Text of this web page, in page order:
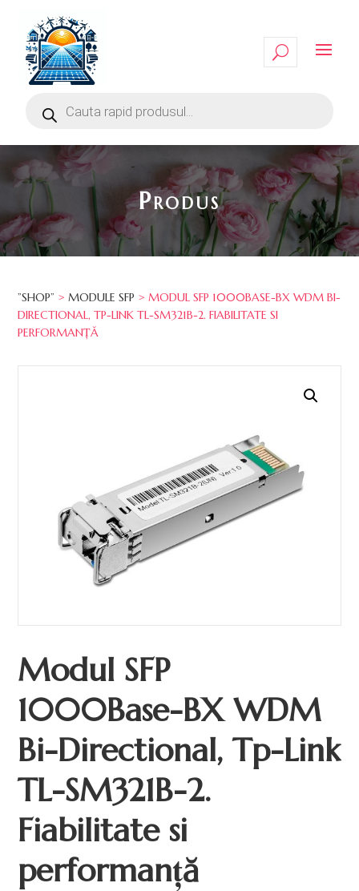
Produs
”SHOP” >MODULE SFP > MODUL SFP 1000BASE-BX WDM BI-
DIRECTIONAL, TP-LINK TL-SM321B-2. FIABILITATE SI
PERFORMANȚĂ
Modul SFP
1000Base-BX WDM
Bi-Directional, Tp-Link
TL-SM321B-2.
Fiabilitate si
performanță